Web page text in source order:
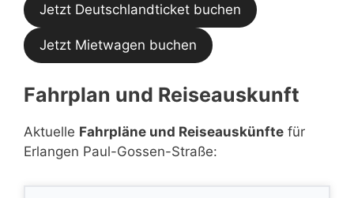
Jetzt Deutschlandticket buchen
Jetzt Mietwagen buchen
Fahrplan und Reiseauskunft
Aktuelle Fahrpläne und Reiseauskünfte für
Erlangen Paul-Gossen-Straße: